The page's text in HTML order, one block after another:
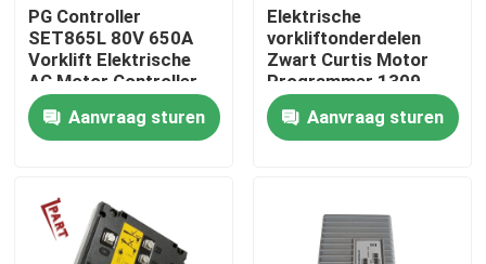
Het Wiel van de vorkheftruckaandrijving
Het Controlemechanisme van de vorkheftruckmotor
LEIDENE Vorkheftrucklichten
PG Controller
SET865L 80V 650A
Vorklift Elektrische
AC Motor Controller
Aanvraag sturen
Elektrische
vorkliftonderdelen
Zwart Curtis Motor
Programmer 1309
voor Curtis Controller
Aanvraag sturen